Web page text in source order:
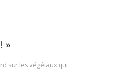
»
sur les végétaux qui